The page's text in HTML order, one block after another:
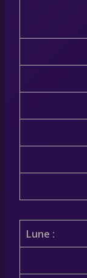
Lune :